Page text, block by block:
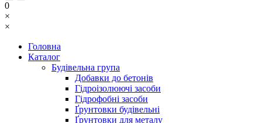
0
×
×
Головна
Каталог
Будівельна група
Добавки до бетонів
Гідроізолюючі засоби
Гідрофобні засоби
Ґрунтовки будівельні
Ґрунтовки для металу